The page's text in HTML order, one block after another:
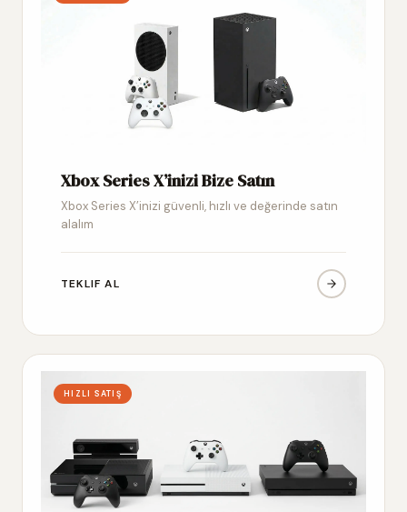
Xbox Series X’inizi Bize Satın
Xbox Series X’inizi güvenli, hızlı ve değerinde satın
alalım
TEKLIF AL
HIZLI SATIŞ